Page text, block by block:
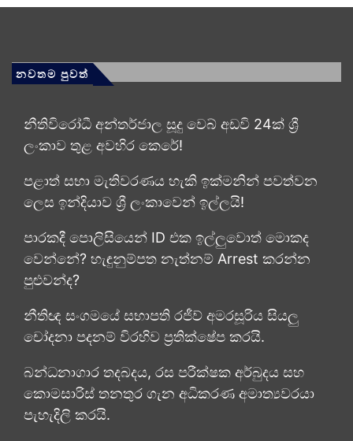
නවතම පුවත්
නීතිවිරෝධී අන්තර්ජාල සූදු වෙබ් අඩවි 24ක් ශ්‍රී
ලංකාව තුළ අවහිර කෙරේ!
පළාත් සභා මැතිවරණය හැකි ඉක්මනින් පවත්වන
ලෙස ඉන්දියාව ශ්‍රී ලංකාවෙන් ඉල්ලයි!
පාරකදී පොලිසියෙන් ID එක ඉල්ලුවොත් මොකද
වෙන්නේ? හැඳුනුම්පත නැත්නම් Arrest කරන්න
පුළුවන්ද?
නීතිඥ සංගමයේ සභාපති රජීව් අමරසූරිය සියලු
චෝදනා පදනම් විරහිව ප්‍රතික්ෂේප කරයි.
බන්ධනාගාර තදබදය, රස පරීක්ෂක අර්බුදය සහ
කොමසාරිස් තනතුර ගැන අධිකරණ අමාත්‍යවරයා
පැහැදිලි කරයි.